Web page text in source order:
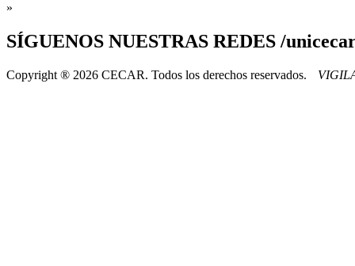
»
SÍGUENOS NUESTRAS REDES /
Copyright ® 2026 CECAR. Todos los derechos reservados.